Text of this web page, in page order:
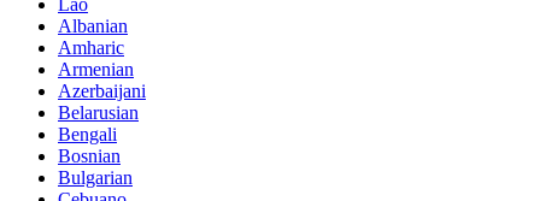
Albanian
Amharic
Armenian
Azerbaijani
Belarusian
Bengali
Bosnian
Bulgarian